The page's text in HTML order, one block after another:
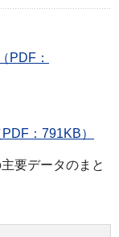
PDF：
：791KB）
要データのまと